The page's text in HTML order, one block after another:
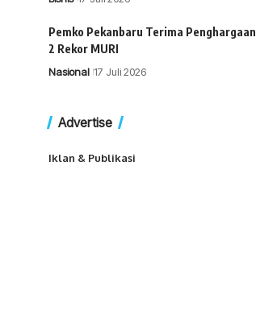
Pemko Pekanbaru Terima Penghargaan
2 Rekor MURI
Nasional 17 Juli 2026
Advertise
Iklan & Publikasi